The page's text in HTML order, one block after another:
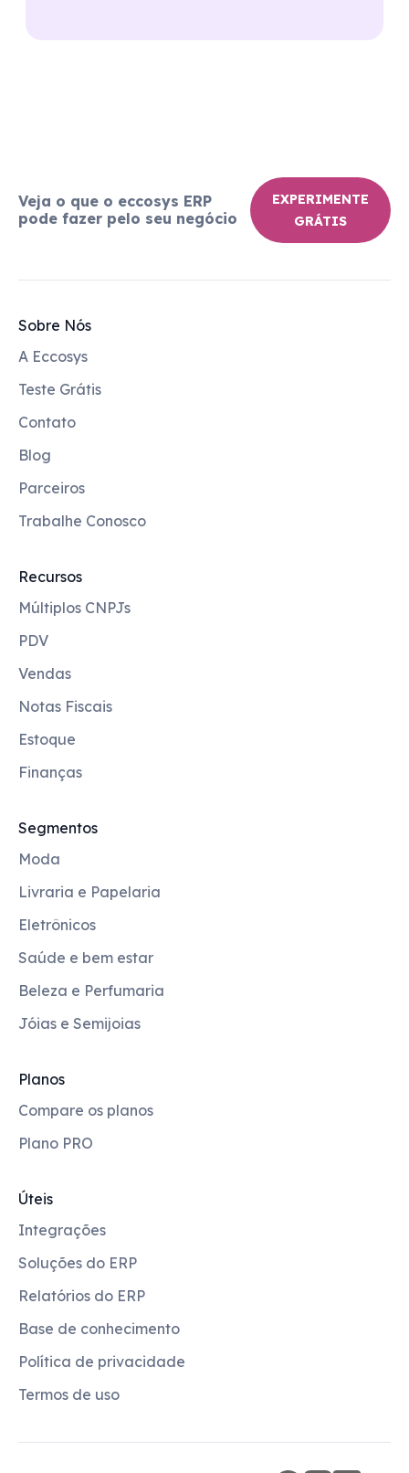
Veja o que o eccosys ERP
pode fazer pelo seu negócio
EXPERIMENTE
GRÁTIS
Sobre Nós
A Eccosys
Teste Grátis
Contato
Blog
Parceiros
Trabalhe Conosco
Recursos
Múltiplos CNPJs
PDV
Vendas
Notas Fiscais
Estoque
Finanças
Segmentos
Moda
Livraria e Papelaria
Eletrônicos
Saúde e bem estar
Beleza e Perfumaria
Jóias e Semijoias
Planos
Compare os planos
Plano PRO
Úteis
Integrações
Soluções do ERP
Relatórios do ERP
Base de conhecimento
Política de privacidade
Termos de uso